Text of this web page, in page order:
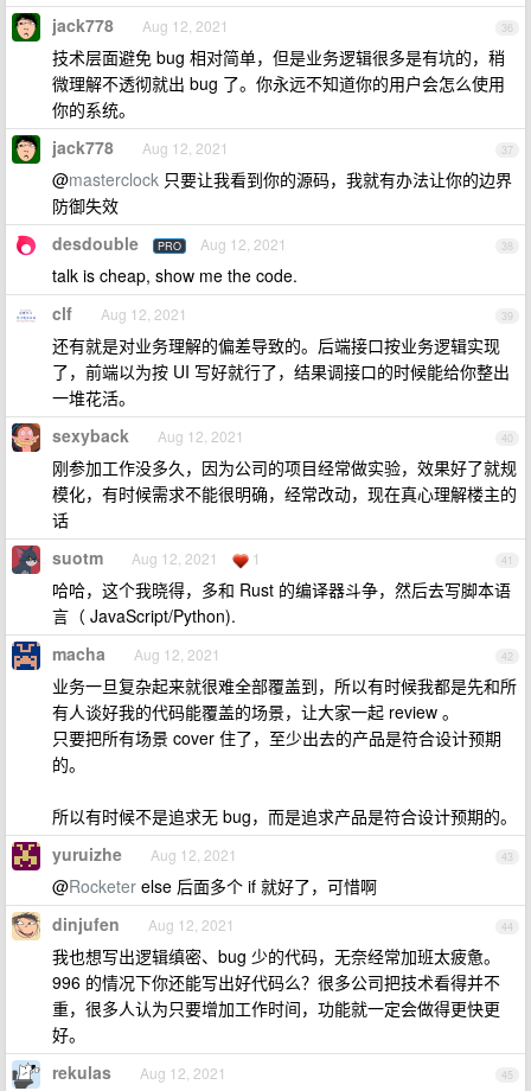
36
jack778 Aug 12, 2021
技术层面避免 bug 相对简单，但是业务逻辑很多是有坑的，稍
微理解不透彻就出 bug 了。你永远不知道你的用户会怎么使用
你的系统。
37
jack778 Aug 12, 2021
@masterclock 只要让我看到你的源码，我就有办法让你的边界
防御失效
38
desdouble PRO Aug 12, 2021
talk is cheap, show me the code.
39
clf Aug 12, 2021
还有就是对业务理解的偏差导致的。后端接口按业务逻辑实现
了，前端以为按 UI 写好就行了，结果调接口的时候能给你整出
一堆花活。
40
sexyback Aug 12, 2021
刚参加工作没多久，因为公司的项目经常做实验，效果好了就规
模化，有时候需求不能很明确，经常改动，现在真心理解楼主的
话
41
suotm Aug 12, 2021 1
哈哈，这个我晓得，多和 Rust 的编译器斗争，然后去写脚本语
言（ JavaScript/Python).
42
macha Aug 12, 2021
业务一旦复杂起来就很难全部覆盖到，所以有时候我都是先和所
有人谈好我的代码能覆盖的场景，让大家一起 review 。
只要把所有场景 cover 住了，至少出去的产品是符合设计预期
的。
所以有时候不是追求无 bug，而是追求产品是符合设计预期的。
43
yuruizhe Aug 12, 2021
@Rocketer else 后面多个 if 就好了，可惜啊
44
dinjufen Aug 12, 2021
我也想写出逻辑缜密、bug 少的代码，无奈经常加班太疲惫。
996 的情况下你还能写出好代码么？很多公司把技术看得并不
重，很多人认为只要增加工作时间，功能就一定会做得更快更
好。
45
rekulas Aug 12, 2021